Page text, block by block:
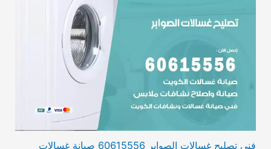
فني تصليح غسالات الصوابر 60615556 صيانة غسالات